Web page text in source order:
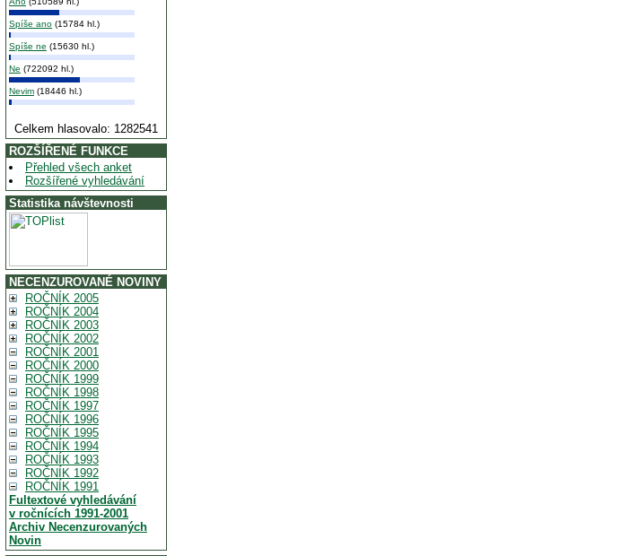
Spíše ano (15784 hl.)
Spíše ne (15630 hl.)
Ne (722092 hl.)
Nevim (18446 hl.)
Celkem hlasovalo: 1282541
ROZŠÍŘENÉ FUNKCE
Přehled všech anket
Rozšířené vyhledávání
Statistika návštevnosti
NECENZUROVANÉ NOVINY
ROČNÍK 2005
ROČNÍK 2004
ROČNÍK 2003
ROČNÍK 2002
ROČNÍK 2001
ROČNÍK 2000
ROČNÍK 1999
ROČNÍK 1998
ROČNÍK 1997
ROČNÍK 1996
ROČNÍK 1995
ROČNÍK 1994
ROČNÍK 1993
ROČNÍK 1992
ROČNÍK 1991
Fultextové vyhledávání
v ročnících 1991-2001
Archiv Necenzurovaných
Novin